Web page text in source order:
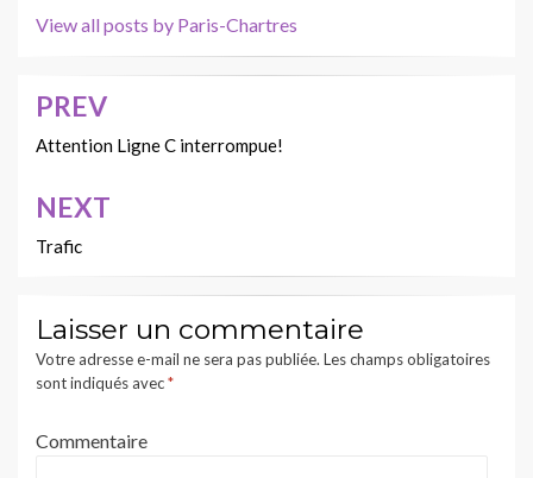
View all posts by Paris-Chartres
Navigation
de
l’article
PREV
Attention Ligne C interrompue!
NEXT
Trafic
Laisser un commentaire
Votre adresse e-mail ne sera pas publiée. Les champs obligatoires
sont indiqués avec*
Commentaire